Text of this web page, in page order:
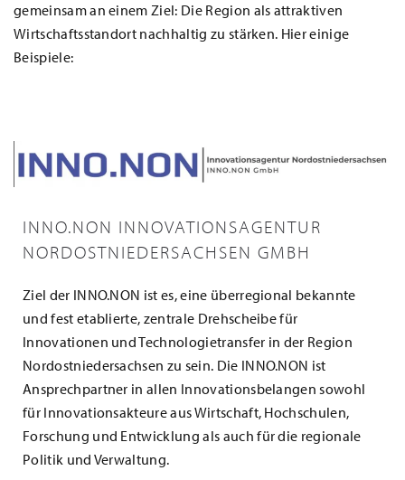
gemeinsam an einem Ziel: Die Region als attraktiven
Wirtschaftsstandort nachhaltig zu stärken. Hier einige
Beispiele:
INNO.NON INNOVATIONSAGENTUR
NORDOSTNIEDERSACHSEN GMBH
Ziel der INNO.NON ist es, eine überregional bekannte
und fest etablierte, zentrale Drehscheibe für
Innovationen und Technologietransfer in der Region
Nordostniedersachsen zu sein. Die INNO.NON ist
Ansprechpartner in allen Innovationsbelangen sowohl
für Innovationsakteure aus Wirtschaft, Hochschulen,
Forschung und Entwicklung als auch für die regionale
Politik und Verwaltung.